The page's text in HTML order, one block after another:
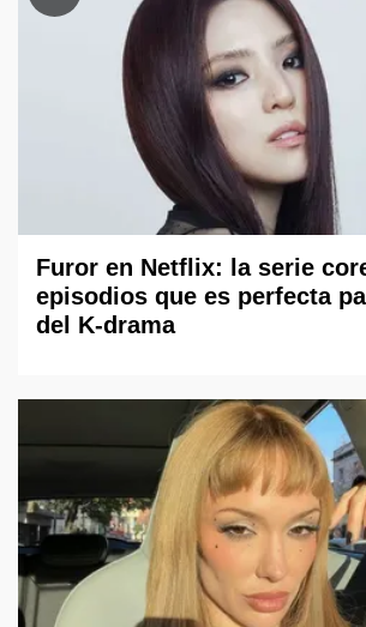
Furor en Netflix: la serie
episodios que es perfecta
del K-drama